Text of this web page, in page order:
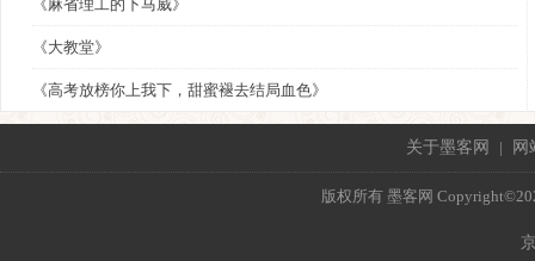
《麻省理工的下马威》
《大教堂》
《高考放榜你上我下，甜蜜褪去结局血色》
关于墨客网 | 网
版权所有 墨客网